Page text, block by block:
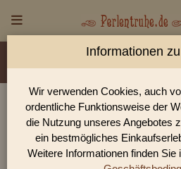
Material/Glassorte Sorte/Form
Größen
Rocailles Größen
Perlen Shop für antike
In unserem Perlen Shop finden sie
sonstige und viele
Informationen
Wir verwenden Cookies, auch
ordentliche Funktionsweise der
die Nutzung unseres Angebotes
ein bestmögliches
Weitere Informationen finden Sie